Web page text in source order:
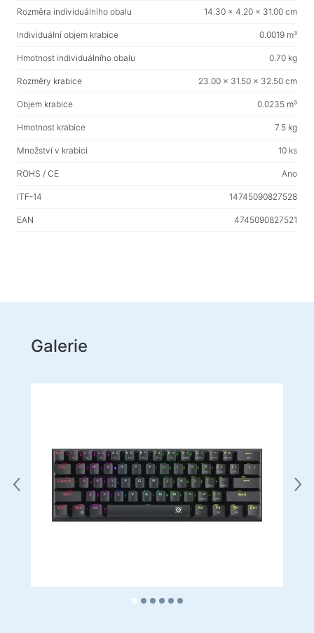
Rozměra individuálního obalu 14.30 x 4.20 x 31.00 cm
Individuální objem krabice 0.0019 m³
Hmotnost individuálního obalu 0.70 kg
Rozměry krabice 23.00 x 31.50 x 32.50 cm
Objem krabice 0.0235 m³
Hmotnost krabice 7.5 kg
Množství v krabici 10 ks
ROHS / CE Ano
ITF-14 14745090827528
EAN 4745090827521
Galerie